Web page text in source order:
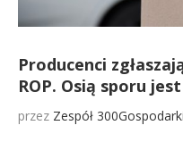
Producenci
ROP. Osią sporu
przez Zespół 300Gospodarki